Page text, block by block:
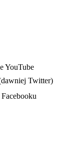
YouTube
Twitter)